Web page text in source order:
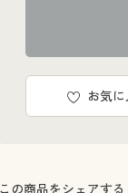
お気
この商品をシェアする